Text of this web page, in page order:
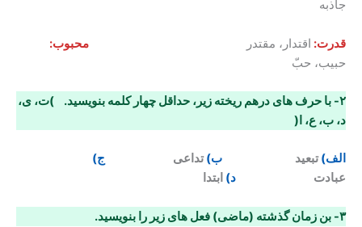
جاذبه
قدرت: اقتدار، مقتدر
محبوب:
حبیب، حبّ
۲- با حرف های درهم ریخته زیر، حداقل چهار کلمه بنویسید .
)ت، ی،
د، ب، ع، ا (
الف)تبعید ب)تداعی
ج)
عبادت
د) ابتدا
۳- بن زمان گذشته (ماضی) فعل های زیر را بنویسید .